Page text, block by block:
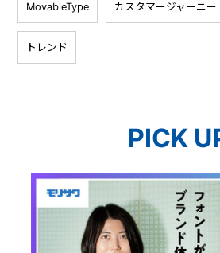
MovableType カスタマージャーニー
トレンド
PICK